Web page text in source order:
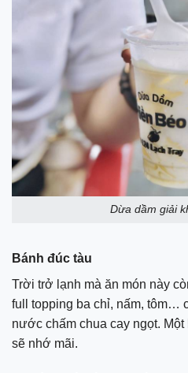
Dừa dầm giải
Bánh đúc tàu
Trời trở lạnh mà ăn món này
full topping ba chỉ, nấm, tôm…
nước chấm chua cay ngọt.
sẽ nhớ mãi.